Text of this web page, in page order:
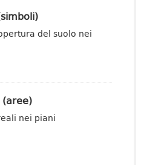
del suolo nei
nei piani